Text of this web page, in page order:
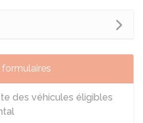
des véhicules éligibles